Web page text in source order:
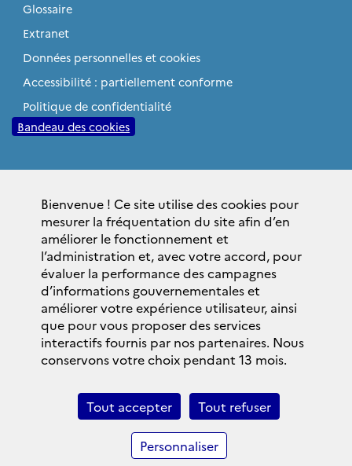
Bienvenue ! Ce site utilise des cookies pour
mesurer la fréquentation du site afin d’en
améliorer le fonctionnement et
l’administration et, avec votre accord, pour
évaluer la performance des campagnes
d’informations gouvernementales et
améliorer votre expérience utilisateur, ainsi
que pour vous proposer des services
interactifs fournis par nos partenaires. Nous
conservons votre choix pendant 13 mois.
Tout accepter Tout refuser
Personnaliser
Glossaire
Extranet
Données personnelles et cookies
Accessibilité : partiellement conforme
Politique de confidentialité
Bandeau des cookies
gouvernement.fr
elysee.fr
service-public.fr
legifrance.gouv.fr
data.gouv.fr
La Lettre du SGAE
Linkedln SGAE
© 1948 — 2024 __ Secrétariat général des affaires